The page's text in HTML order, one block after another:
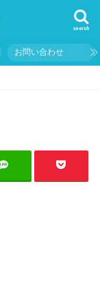
search
お問い合わせ